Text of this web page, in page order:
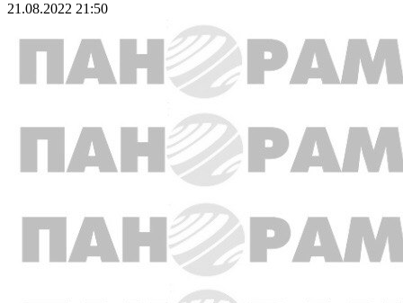
21.08.2022 21:50